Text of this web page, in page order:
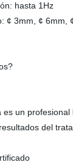
hasta 1Hz
¢ 3mm, ¢ 6mm,
es un
del